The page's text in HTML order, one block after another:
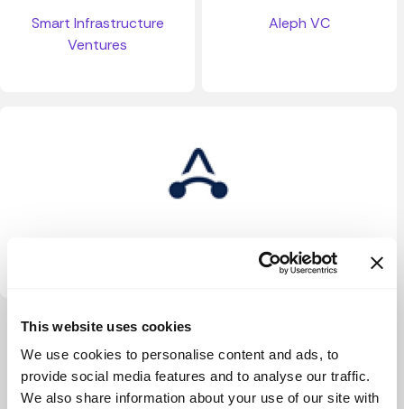
This website uses cookies
We use cookies to personalise content and ads, to
provide social media features and to analyse our traffic.
We also share information about your use of our site with
Smart Infrastructure
Ventures
Aleph VC
Ver más